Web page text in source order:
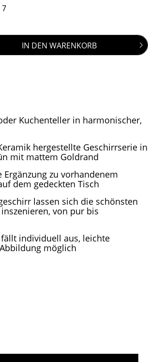
7
IN DEN WARENKORB
Kuchenteller in harmonischer,
hergestellte Geschirrserie in
mit mattem Goldrand
zu vorhandenem
dem gedeckten Tisch
lassen sich die schönsten
von pur bis
individuell aus, leichte
möglich